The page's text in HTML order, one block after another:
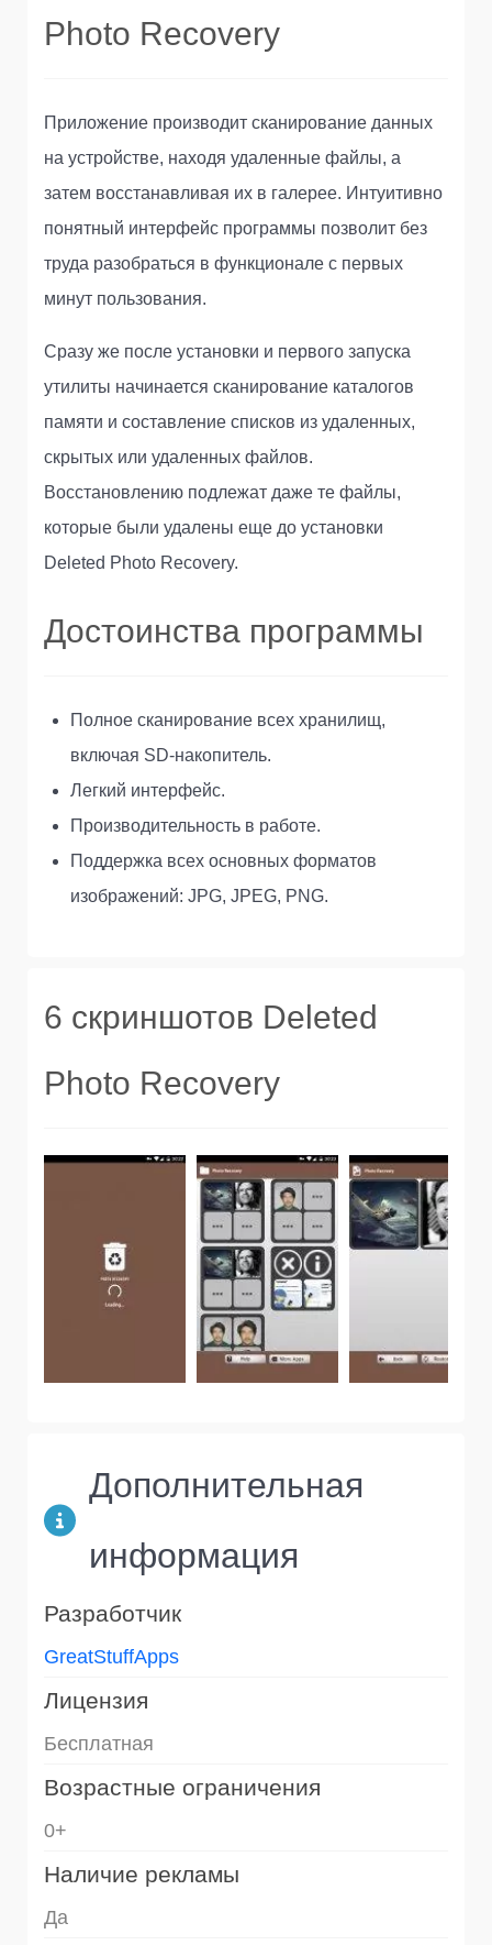
Photo Recovery
Приложение производит сканирование данных
на устройстве, находя удаленные файлы, а
затем восстанавливая их в галерее. Интуитивно
понятный интерфейс программы позволит без
труда разобраться в функционале с первых
минут пользования.
Сразу же после установки и первого запуска
утилиты начинается сканирование каталогов
памяти и составление списков из удаленных,
скрытых или удаленных файлов.
Восстановлению подлежат даже те файлы,
которые были удалены еще до установки
Deleted Photo Recovery.
Достоинства программы
Полное сканирование всех хранилищ,
включая SD-накопитель.
Легкий интерфейс.
Производительность в работе.
Поддержка всех основных форматов
изображений: JPG, JPEG, PNG.
6 скриншотов Deleted
Photo Recovery
Дополнительная
информация
Разработчик
GreatStuffApps
Лицензия
Бесплатная
Возрастные ограничения
0+
Наличие рекламы
Да